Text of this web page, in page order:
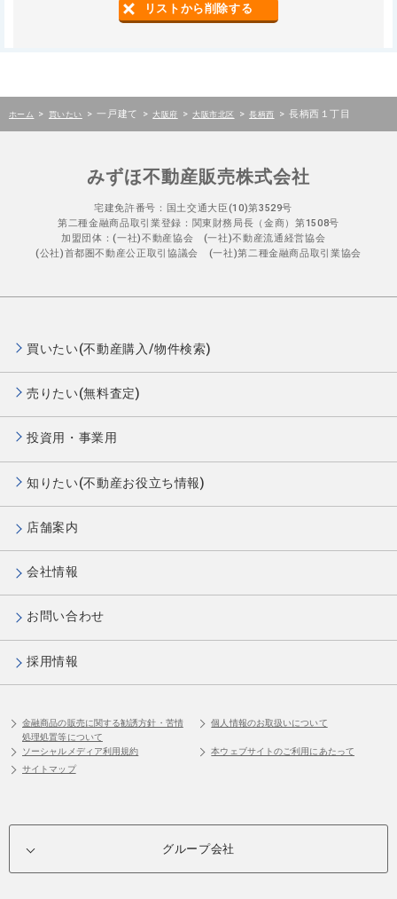
リストから削除する
ホーム > 買いたい > 一戸建て > 大阪府 > 大阪市北区 > 長柄西 > 長柄西１丁目
みずほ不動産販売株式会社
宅建免許番号：国土交通大臣(10)第3529号
第二種金融商品取引業登録：関東財務局長（金商）第1508号
加盟団体：(一社)不動産協会 (一社)不動産流通経営協会
(公社)首都圏不動産公正取引協議会 (一社)第二種金融商品取引業協会
買いたい(不動産購入/物件検索)
売りたい(無料査定)
投資用・事業用
知りたい(不動産お役立ち情報)
店舗案内
会社情報
お問い合わせ
採用情報
金融商品の販売に関する勧誘方針・苦情
処理処置等について
個人情報のお取扱いについて
ソーシャルメディア利用規約
本ウェブサイトのご利用にあたって
サイトマップ
グループ会社